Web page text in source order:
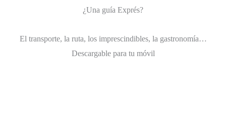
¿Una guía Exprés?
El transporte, la ruta, los imprescindibles, la gastronomía…
Descargable para tu móvil